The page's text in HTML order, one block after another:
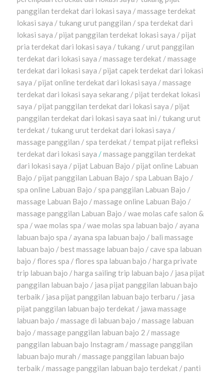
panggilan terdekat dari lokasi saya / massage terdekat
lokasi saya / tukang urut panggilan / spa terdekat dari
lokasi saya / pijat panggilan terdekat lokasi saya / pijat
pria terdekat dari lokasi saya / tukang / urut panggilan
terdekat dari lokasi saya / massage terdekat / massage
terdekat dari lokasi saya / pijat capek terdekat dari lokasi
saya / pijat online terdekat dari lokasi saya / massage
terdekat dari lokasi saya sekarang / pijat terdekat lokasi
saya / pijat panggilan terdekat dari lokasi saya / pijat
panggilan terdekat dari lokasi saya saat ini / tukang urut
terdekat / tukang urut terdekat dari lokasi saya /
massage panggilan / spa terdekat / tempat pijat refleksi
terdekat dari lokasi saya /massage panggilan terdekat
dari lokasi saya / pijat Labuan Bajo / pijat online Labuan
Bajo / pijat panggilan Labuan Bajo / spa Labuan Bajo /
spa online Labuan Bajo / spa panggilan Labuan Bajo /
massage Labuan Bajo / massage online Labuan Bajo /
massage panggilan Labuan Bajo / wae molas cafe salon &
spa / wae molas spa / wae molas spa labuan bajo / ayana
labuan bajo spa / ayana spa labuan bajo / bali massage
labuan bajo / best massage labuan bajo / cave spa labuan
bajo / flores spa / flores spa labuan bajo / harga private
trip labuan bajo / harga sailing trip labuan bajo / jasa pijat
panggilan labuan bajo / jasa pijat panggilan labuan bajo
terbaik / jasa pijat panggilan labuan bajo terbaru / jasa
pijat panggilan labuan bajo terdekat / jawa massage
labuan bajo / massage di labuan bajo / massage labuan
bajo / massage panggilan labuan bajo 2 / massage
panggilan labuan bajo Instagram / massage panggilan
labuan bajo murah / massage panggilan labuan bajo
terbaik / massage panggilan labuan bajo terdekat / panti